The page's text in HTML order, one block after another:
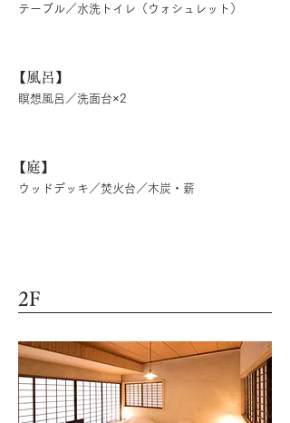
テーブル／水洗トイレ（ウォシュレット）
【風呂】
瞑想風呂／洗面台×2
​ 庭】
ウッドデッキ／焚火台／木炭・薪
2F